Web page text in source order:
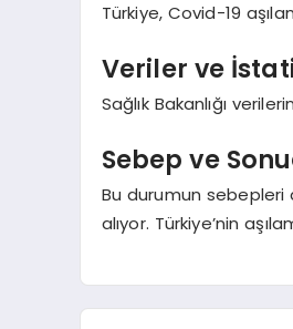
Türkiye, Covid-19
Veriler ve
Sağlık Bakanlığı
Sebep ve
Bu durumun sebepleri
alıyor. Türkiye’nin